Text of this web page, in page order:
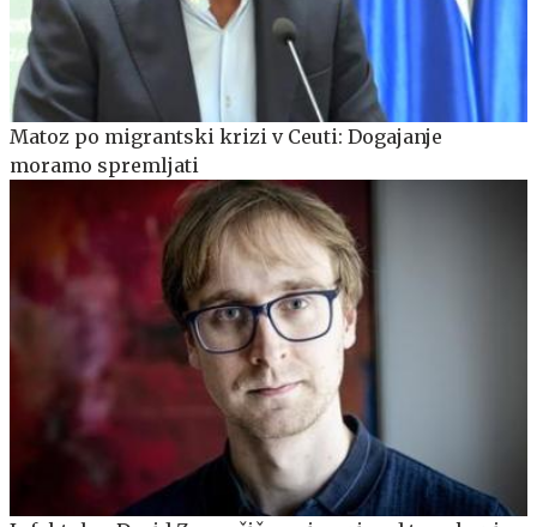
Matoz po migrantski krizi v Ceuti: Dogajanje
moramo spremljati